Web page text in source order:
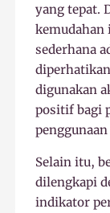
yang tepat.
kemudahan
sederhana
digunakan
positif bagi
Selain itu,
dilengkapi
indikator